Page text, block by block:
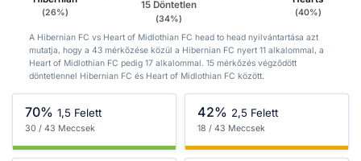
(26%)
15 Döntetlen
(34%)
(40%)
A Hibernian FC vs Heart of Midlothian FC head to head nyilvántartása azt
mutatja, hogy a 43 mérkőzése közül a Hibernian FC nyert 11 alkalommal, a
Heart of Midlothian FC pedig 17 alkalommal. 15 mérkőzés végződött
döntetlennel Hibernian FC és Heart of Midlothian FC között.
70% 1,5 Felett
30 / 43 Meccsek
42% 2,5 Felett
18 / 43 Meccsek